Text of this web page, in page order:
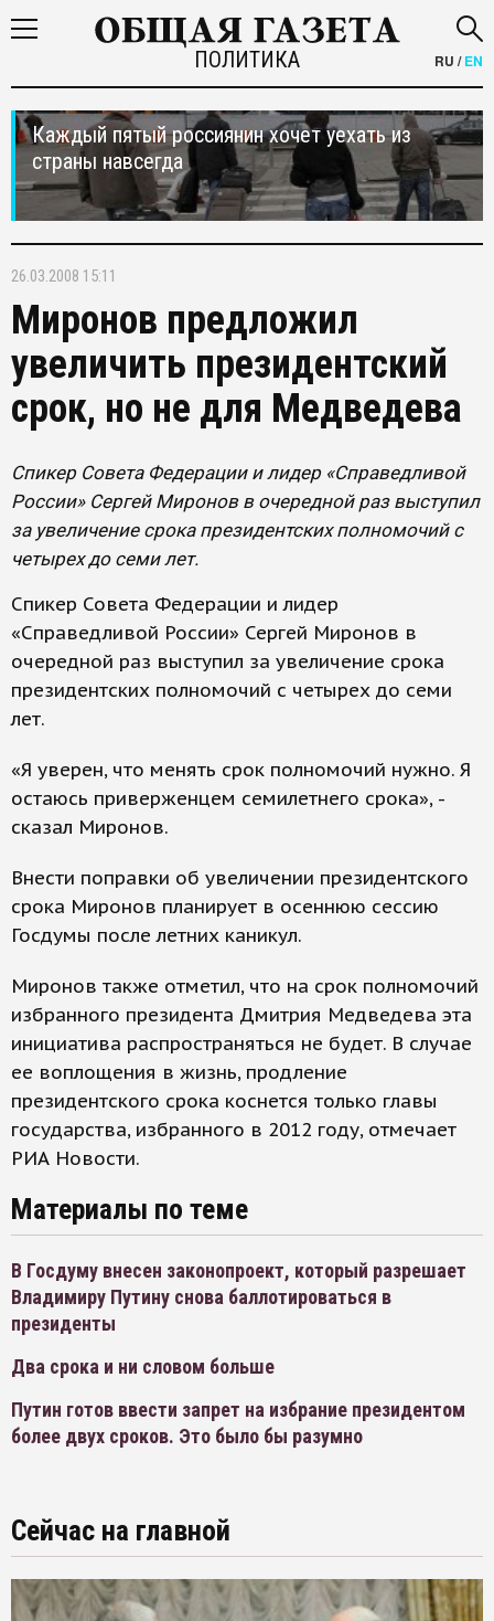
ПОЛИТИКА RU /EN
Каждый пятый россиянин хочет уехать из
страны навсегда
26.03.2008 15:11
Миронов предложил
увеличить президентский
срок, но не для Медведева
Спикер Совета Федерации и лидер «Справедливой
России» Сергей Миронов в очередной раз выступил
за увеличение срока президентских полномочий с
четырех до семи лет.
Спикер Совета Федерации и лидер
«Справедливой России» Сергей Миронов в
очередной раз выступил за увеличение срока
президентских полномочий с четырех до семи
лет.
«Я уверен, что менять срок полномочий нужно. Я
остаюсь приверженцем семилетнего срока», -
сказал Миронов.
Внести поправки об увеличении президентского
срока Миронов планирует в осеннюю сессию
Госдумы после летних каникул.
Миронов также отметил, что на срок полномочий
избранного президента Дмитрия Медведева эта
инициатива распространяться не будет. В случае
ее воплощения в жизнь, продление
президентского срока коснется только главы
государства, избранного в 2012 году, отмечает
РИА Новости.
Материалы по теме
В Госдуму внесен законопроект, который разрешает
Владимиру Путину снова баллотироваться в
президенты
Два срока и ни словом больше
Путин готов ввести запрет на избрание президентом
более двух сроков. Это было бы разумно
Сейчас на главной